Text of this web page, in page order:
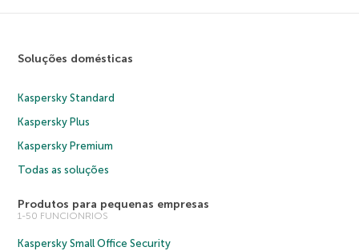
Soluções domésticas
Kaspersky Standard
Kaspersky Plus
Kaspersky Premium
Todas as soluções
Produtos para pequenas empresas
1-50 FUNCIONRIOS
Kaspersky Small Office Security